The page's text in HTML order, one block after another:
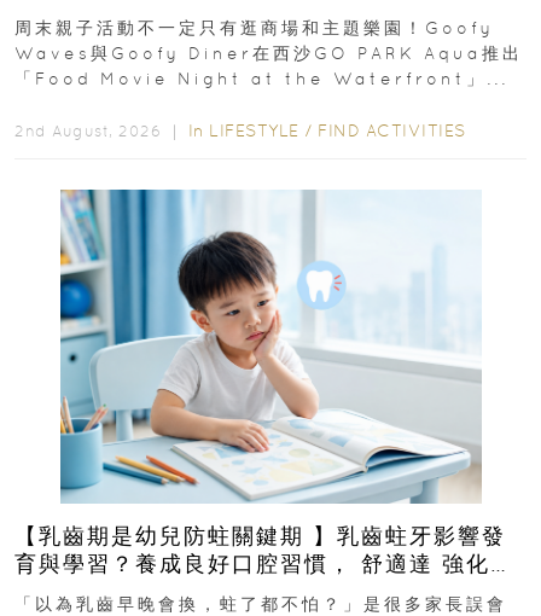
外影院逢週末登場
周末親子活動不一定只有逛商場和主題樂園！Goofy
Waves與Goofy Diner在西沙GO PARK Aqua推出
「Food Movie Night at the Waterfront」...
2nd August, 2026 ｜ In LIFESTYLE / FIND ACTIVITIES
【乳齒期是幼兒防蛀關鍵期 】乳齒蛀牙影響發
育與學習？養成良好口腔習慣， 舒適達 強化琺
瑯質 兒童牙膏防護指南
「以為乳齒早晚會換，蛀了都不怕？」是很多家長誤會